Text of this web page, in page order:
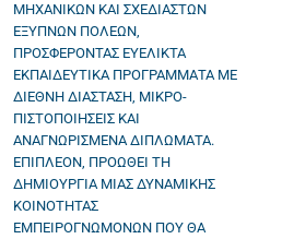
ΜΗΧΑΝΙΚΩΝ ΚΑΙ ΣΧΕΔΙΑΣΤΩΝ
ΕΞΥΠΝΩΝ ΠΟΛΕΩΝ,
ΠΡΟΣΦΕΡΟΝΤΑΣ ΕΥΕΛΙΚΤΑ
ΕΚΠΑΙΔΕΥΤΙΚΑ ΠΡΟΓΡΑΜΜΑΤΑ ΜΕ
ΔΙΕΘΝΗ ΔΙΑΣΤΑΣΗ, ΜΙΚΡΟ-
ΠΙΣΤΟΠΟΙΗΣΕΙΣ ΚΑΙ
ΑΝΑΓΝΩΡΙΣΜΕΝΑ ΔΙΠΛΩΜΑΤΑ.
ΕΠΙΠΛΕΟΝ, ΠΡΟΩΘΕΙ ΤΗ
ΔΗΜΙΟΥΡΓΙΑ ΜΙΑΣ ΔΥΝΑΜΙΚΗΣ
ΚΟΙΝΟΤΗΤΑΣ
ΕΜΠΕΙΡΟΓΝΩΜΟΝΩΝ ΠΟΥ ΘΑ